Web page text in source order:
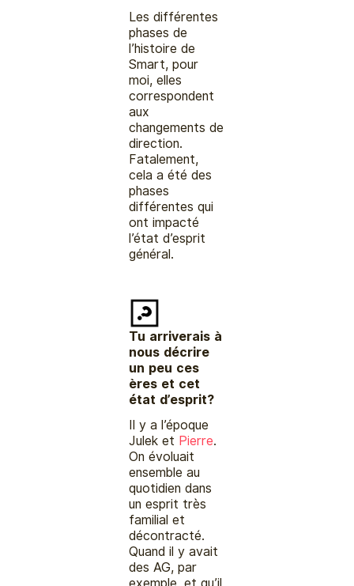
Les différentes
phases de
l’histoire de
Smart, pour
moi, elles
correspondent
aux
changements de
direction.
Fatalement,
cela a été des
phases
différentes qui
ont impacté
l’état d’esprit
général.
Tu arriverais à
nous décrire
un peu ces
ères et cet
état d’esprit?
Il y a l’époque
Julek et Pierre.
On évoluait
ensemble au
quotidien dans
un esprit très
familial et
décontracté.
Quand il y avait
des AG, par
exemple, et qu’il